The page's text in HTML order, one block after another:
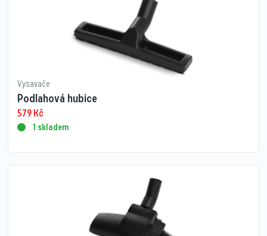
Vysavače
Podlahová hubice
579Kč
1 skladem